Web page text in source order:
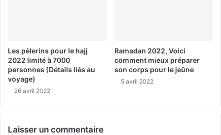
Les pèlerins pour le hajj
2022 limité à 7000
personnes (Détails liés au
voyage)
26 avril 2022
Ramadan 2022, Voici
comment mieux préparer
son corps pour le jeûne
5 avril 2022
Laisser un commentaire